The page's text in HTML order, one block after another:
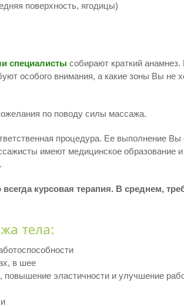
поверхность, ягодицы)
специалисты собирают краткий
особого внимания, а какие зоны Вы не
по поводу силы массажа.
процедура. Ее выполнение
имеют медицинское образование
курсовая терапия. В среднем,
тела:
в шее
повышение эластичности и улучшение